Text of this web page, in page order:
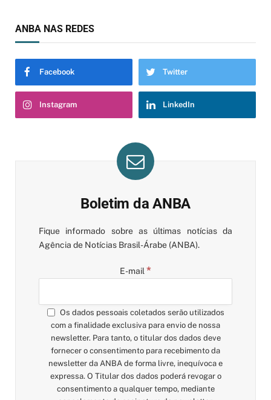
ANBA NAS REDES
Facebook Twitter
Instagram LinkedIn
Boletim da ANBA
Fique informado sobre as últimas notícias da
Agência de Notícias Brasil-Árabe (ANBA).
E-mail *
Os dados pessoais coletados serão utilizados
com a finalidade exclusiva para envio de nossa
newsletter. Para tanto, o titular dos dados deve
fornecer o consentimento para recebimento da
newsletter da ANBA de forma livre, inequívoca e
expressa. O Titular dos dados poderá revogar o
consentimento a qualquer tempo, mediante